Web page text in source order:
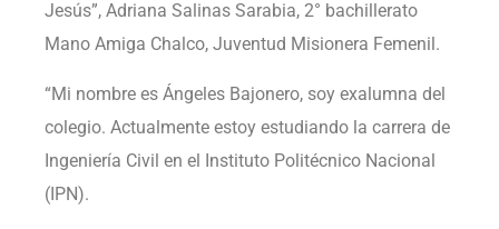
Jesús”, Adriana Salinas Sarabia, 2° bachillerato
Mano Amiga Chalco, Juventud Misionera Femenil.
“Mi nombre es Ángeles Bajonero, soy exalumna del
colegio. Actualmente estoy estudiando la carrera de
Ingeniería Civil en el Instituto Politécnico Nacional
(IPN).